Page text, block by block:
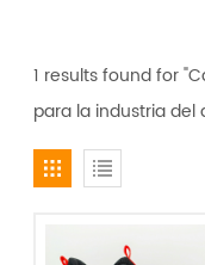
1 results found for
para la industria del